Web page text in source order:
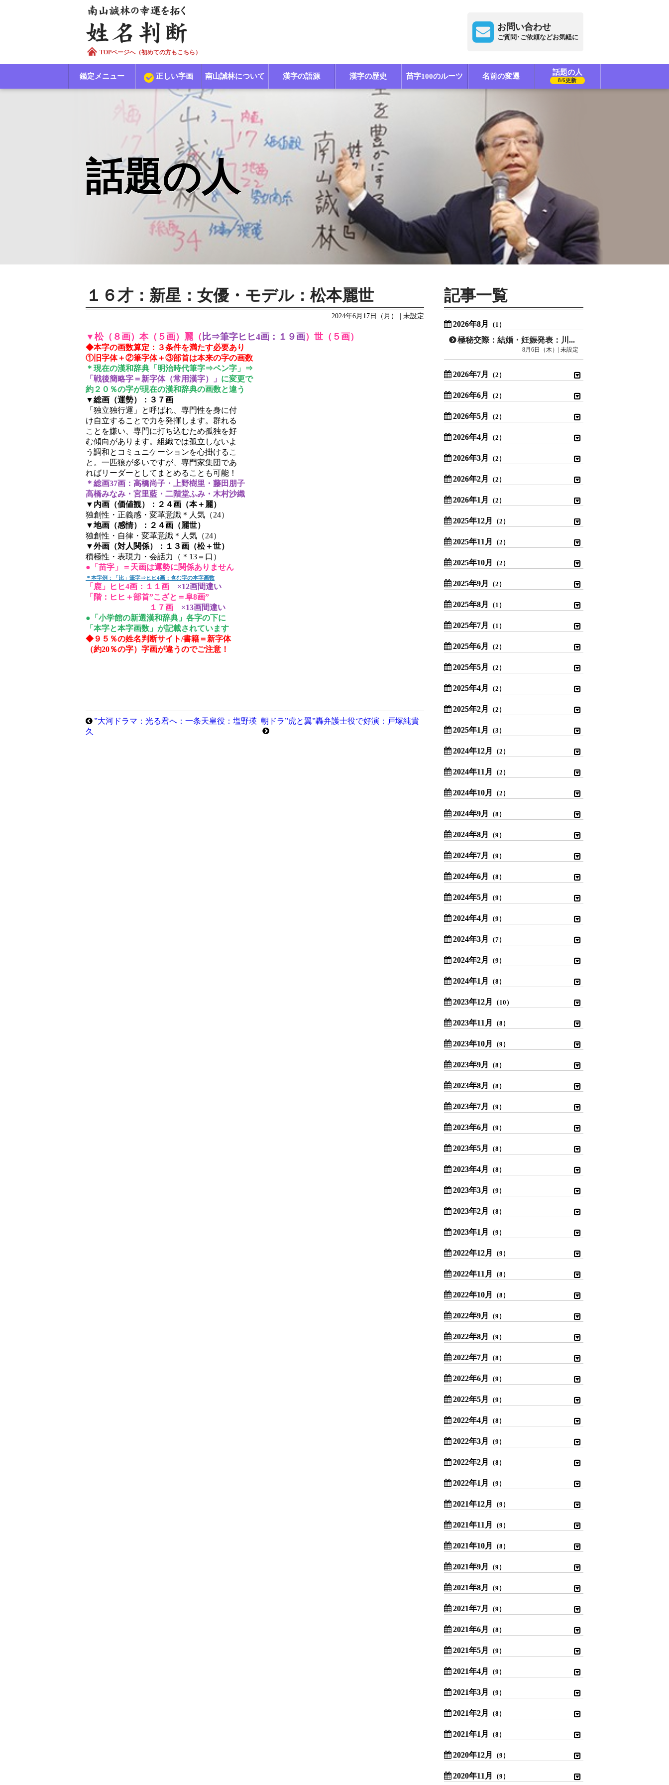
TOPページへ（初めての方もこちら）
お問い合わせ
ご質問･ご依頼などお気軽に
鑑定メニュー 正しい字画 南山誠林について 漢字の語源 漢字の歴史 苗字100のルーツ 名前の変遷 話題の人
8/6更新
話題の人
１６才：新星：女優・モデル：松本麗世
2024年6月17日（月） | 未設定
▼松（８画）本（５画）麗（ 比⇒筆字ヒヒ4画：１９画）世（５画）
◆本字の画数算定：３条件を満たす必要あり
①旧字体＋②筆字体＋③部首は本来の字の画数
＊現在の漢和辞典「明治時代筆字⇒ペン字」⇒
「戦後簡略字＝新字体（常用漢字）」 に変更で
約２０％の字が現在の漢和辞典の画数と違う
▼総画（運勢）：３７画
「独立独行運」と呼ばれ、専門性を身に付
け自立することで力を発揮します。群れる
ことを嫌い、専門に打ち込むため孤独を好
む傾向があります。組織では孤立しないよ
う調和とコミュニケーションを心掛けるこ
と。一匹狼が多いですが、専門家集団であ
ればリーダーとしてまとめることも可能！
＊総画37画：高橋尚子・上野樹里・藤田朋子
高橋みなみ・宮里藍・二階堂ふみ・木村沙織
▼内画（価値観）：２４画（本＋麗）
独創性・正義感・変革意識＊人気（24）
▼地画（感情）：２４画（麗世）
独創性・自律・変革意識＊人気（24）
▼外画（対人関係）：１３画（松＋世）
積極性・表現力・会話力（＊13＝口）
●「苗字」＝天画は運勢に関係ありません
＊本字例：「比」筆字⇒ヒヒ4画：含む字の本字画数
「鹿」ヒヒ4画：１１画 ×12画間違い
「階：ヒヒ＋部首”こざと＝阜8画”
１７画 ×13画間違い
●「小学館の新選漢和辞典」各字の下に
「本字と本字画数」が記載されています
◆９５％の姓名判断サイト/書籍＝新字体
（約20％の字）字画が違うのでご注意！
”大河ドラマ：光る君へ：一条天皇役：塩野瑛
久
朝ドラ”虎と翼”轟弁護士役で好演：戸塚純貴
記事一覧
2026年8月 （1）
極秘交際：結婚・妊娠発表：川口春奈
8月6日（木）| 未設定
2026年7月 （2）
2026年6月 （2）
2026年5月 （2）
2026年4月 （2）
2026年3月 （2）
2026年2月 （2）
2026年1月 （2）
2025年12月 （2）
2025年11月 （2）
2025年10月 （2）
2025年9月 （2）
2025年8月 （1）
2025年7月 （1）
2025年6月 （2）
2025年5月 （2）
2025年4月 （2）
2025年2月 （2）
2025年1月 （3）
2024年12月 （2）
2024年11月 （2）
2024年10月 （2）
2024年9月 （8）
2024年8月 （9）
2024年7月 （9）
2024年6月 （8）
2024年5月 （9）
2024年4月 （9）
2024年3月 （7）
2024年2月 （9）
2024年1月 （8）
2023年12月 （10）
2023年11月 （8）
2023年10月 （9）
2023年9月 （8）
2023年8月 （8）
2023年7月 （9）
2023年6月 （9）
2023年5月 （8）
2023年4月 （8）
2023年3月 （9）
2023年2月 （8）
2023年1月 （9）
2022年12月 （9）
2022年11月 （8）
2022年10月 （8）
2022年9月 （9）
2022年8月 （9）
2022年7月 （8）
2022年6月 （9）
2022年5月 （9）
2022年4月 （8）
2022年3月 （9）
2022年2月 （8）
2022年1月 （9）
2021年12月 （9）
2021年11月 （9）
2021年10月 （8）
2021年9月 （9）
2021年8月 （9）
2021年7月 （9）
2021年6月 （8）
2021年5月 （9）
2021年4月 （9）
2021年3月 （9）
2021年2月 （8）
2021年1月 （8）
2020年12月 （9）
2020年11月 （9）